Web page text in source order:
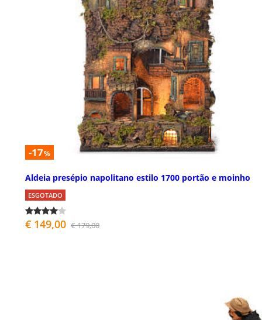
-17%
Aldeia presépio napolitano estilo 1700 portão e moinho
ESGOTADO
€ 149,00 € 179,00